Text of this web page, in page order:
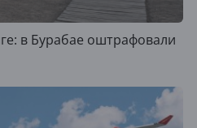
в Бурабае оштрафовали